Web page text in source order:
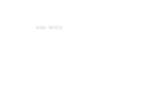
Kilde: MODS